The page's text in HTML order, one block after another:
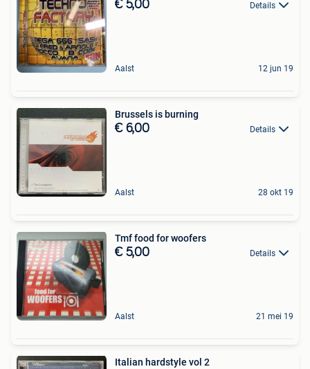
€ 5,00 Details
Aalst 12 jun 19
Brussels is burning
€ 6,00 Details
Aalst 28 okt 19
Tmf food for woofers
€ 5,00 Details
Aalst 21 mei 19
Italian hardstyle vol 2